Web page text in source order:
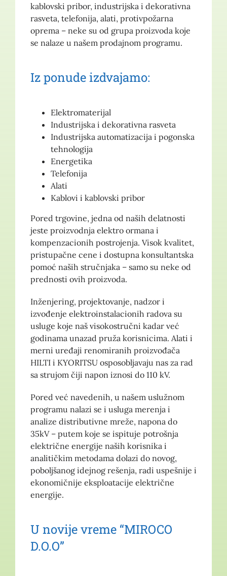
kablovski pribor, industrijska i dekorativna
rasveta, telefonija, alati, protivpožarna
oprema – neke su od grupa proizvoda koje
se nalaze u našem prodajnom programu.
Iz ponude izdvajamo:
Elektromaterijal
Industrijska i dekorativna rasveta
Industrijska automatizacija i pogonska
tehnologija
Energetika
Telefonija
Alati
Kablovi i kablovski pribor
Pored trgovine, jedna od naših delatnosti
jeste proizvodnja elektro ormana i
kompenzacionih postrojenja. Visok kvalitet,
pristupačne cene i dostupna konsultantska
pomoć naših stručnjaka – samo su neke od
prednosti ovih proizvoda.
Inženjering, projektovanje, nadzor i
izvođenje elektroinstalacionih radova su
usluge koje naš visokostručni kadar već
godinama unazad pruža korisnicima. Alati i
merni uređaji renomiranih proizvođača
HILTI i KYORITSU osposobljavaju nas za rad
sa strujom čiji napon iznosi do 110 kV.
Pored već navedenih, u našem uslužnom
programu nalazi se i usluga merenja i
analize distributivne mreže, napona do
35kV – putem koje se ispituje potrošnja
električne energije naših korisnika i
analitičkim metodama dolazi do novog,
poboljšanog idejnog rešenja, radi uspešnije i
ekonomičnije eksploatacije električne
energije.
U novije vreme “MIROCO
D.O.O”